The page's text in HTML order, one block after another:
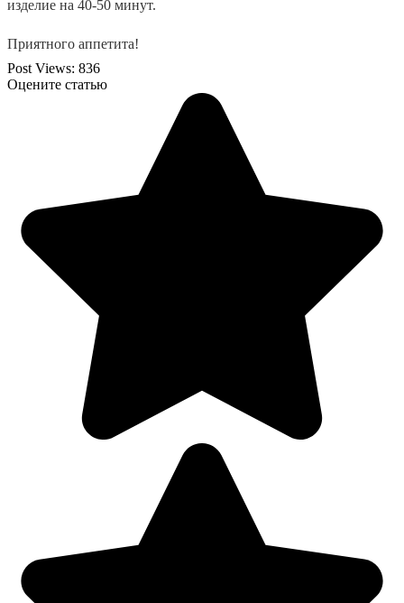
изделие на 40-50 минут.
Приятного аппетита!
Post Views: 836
Оцените статью